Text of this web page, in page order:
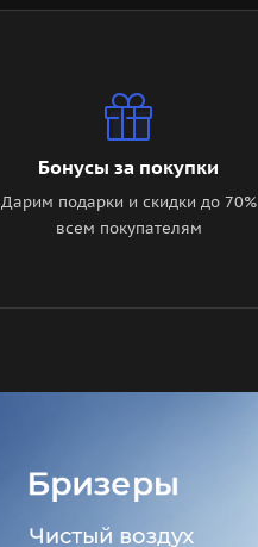
Бонусы за покупки
Дарим подарки и скидки до 70%
всем покупателям